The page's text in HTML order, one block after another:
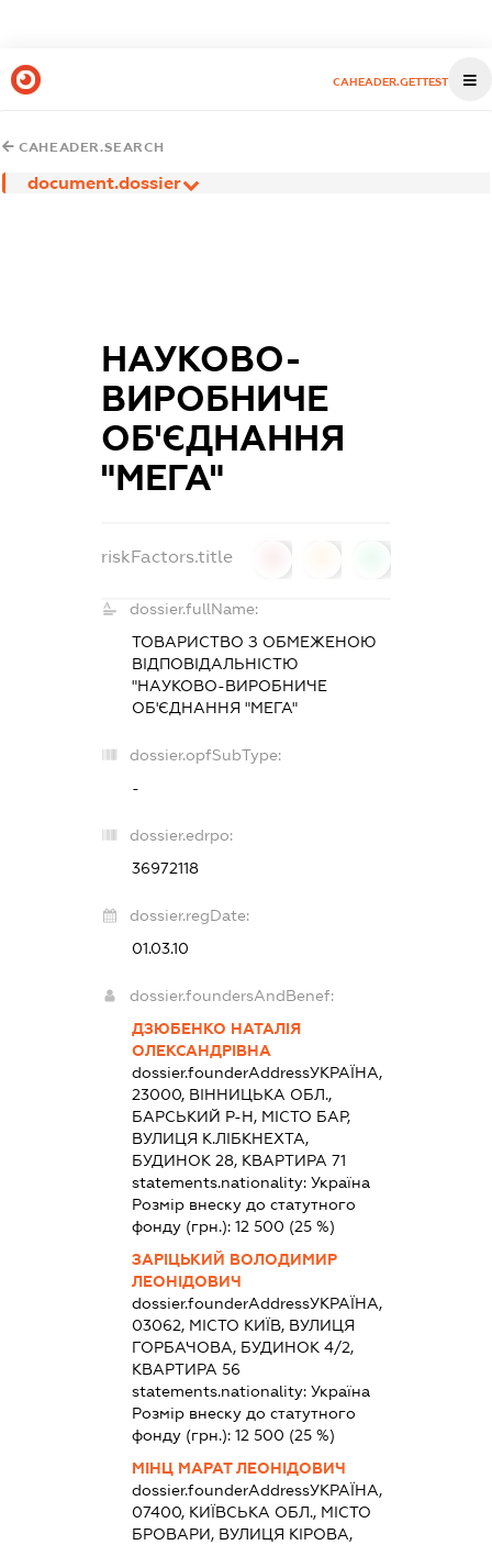
CAHEADER.GETTEST
CAHEADER.SEARCH
document.dossier
НАУКОВО-
ВИРОБНИЧЕ
ОБ'ЄДНАННЯ
"МЕГА"
riskFactors.title
dossier.fullName:
ТОВАРИСТВО З ОБМЕЖЕНОЮ
ВІДПОВІДАЛЬНІСТЮ
"НАУКОВО-ВИРОБНИЧЕ
ОБ'ЄДНАННЯ "МЕГА"
dossier.opfSubType:
-
dossier.edrpo:
36972118
dossier.regDate:
01.03.10
dossier.foundersAndBenef:
ДЗЮБЕНКО НАТАЛІЯ
ОЛЕКСАНДРІВНА
dossier.founderAddressУКРАЇНА,
23000, ВІННИЦЬКА ОБЛ.,
БАРСЬКИЙ Р-Н, МІСТО БАР,
ВУЛИЦЯ К.ЛІБКНЕХТА,
БУДИНОК 28, КВАРТИРА 71
statements.nationality:Україна
Розмір внеску до статутного
фонду (грн.):12 500 (25 %)
ЗАРІЦЬКИЙ ВОЛОДИМИР
ЛЕОНІДОВИЧ
dossier.founderAddressУКРАЇНА,
03062, МІСТО КИЇВ, ВУЛИЦЯ
ГОРБАЧОВА, БУДИНОК 4/2,
КВАРТИРА 56
statements.nationality:Україна
Розмір внеску до статутного
фонду (грн.):12 500 (25 %)
МІНЦ МАРАТ ЛЕОНІДОВИЧ
dossier.founderAddressУКРАЇНА,
07400, КИЇВСЬКА ОБЛ., МІСТО
БРОВАРИ, ВУЛИЦЯ КІРОВА,